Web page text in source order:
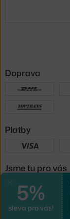
5%
sleva pro vás!
Doprava
Platby
Jsme tu pro vás